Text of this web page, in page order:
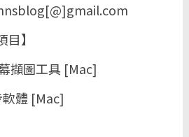
】
擷圖工具 [Mac]
體 [Mac]